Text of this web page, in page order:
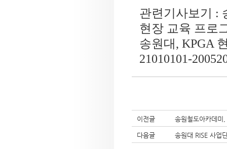
관련기사보기 :
현장 교육 프로
송원대, KPGA
21010101-
이전글 송원철도아카데미
다음글 송원대 RISE 사업